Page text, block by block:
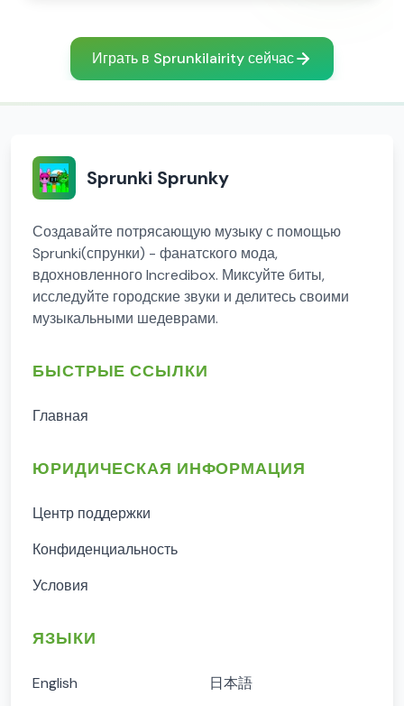
Играть в Sprunkilairity сейчас
Sprunki Sprunky
Создавайте потрясающую музыку с помощью
Sprunki(спрунки) - фанатского мода,
вдохновленного Incredibox. Миксуйте биты,
исследуйте городские звуки и делитесь своими
музыкальными шедеврами.
БЫСТРЫЕ ССЫЛКИ
Главная
ЮРИДИЧЕСКАЯ ИНФОРМАЦИЯ
Центр поддержки
Конфиденциальность
Условия
ЯЗЫКИ
English 日本語